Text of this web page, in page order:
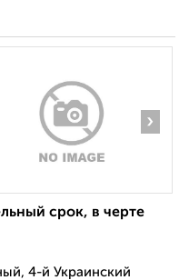
›
срок, в черте
4-й Украинский